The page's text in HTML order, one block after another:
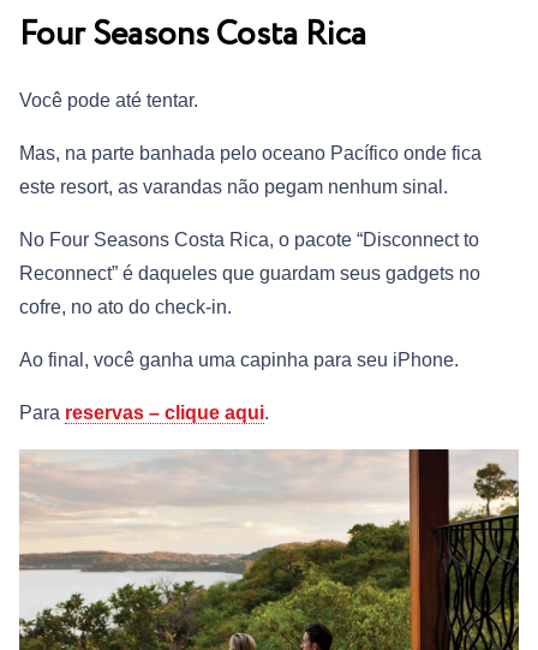
Four Seasons Costa Rica
Você pode até tentar.
Mas, na parte banhada pelo oceano Pacífico onde fica
este resort, as varandas não pegam nenhum sinal.
No Four Seasons Costa Rica, o pacote “Disconnect to
Reconnect” é daqueles que guardam seus gadgets no
cofre, no ato do check-in.
Ao final, você ganha uma capinha para seu iPhone.
Para reservas – clique aqui.